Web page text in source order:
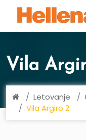
Vila
Letovanje
Vila Argiro 2